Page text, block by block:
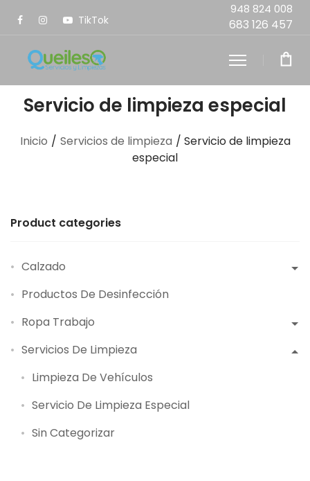
TikTok
948 824 008
683 126 457
Servicio de limpieza especial
Inicio / Servicios de limpieza / Servicio de limpieza
especial
Product categories
Calzado
Productos De Desinfección
Ropa Trabajo
Servicios De Limpieza
Limpieza De Vehículos
Servicio De Limpieza Especial
Sin Categorizar